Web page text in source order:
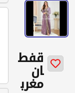
قفط
ان
مغرب